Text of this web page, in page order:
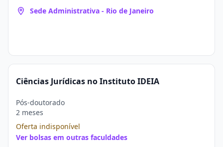
Sede Administrativa - Rio de Janeiro
Ciências Jurídicas no Instituto IDEIA
Pós-doutorado
2 meses
Oferta indisponível
Ver bolsas em outras faculdades